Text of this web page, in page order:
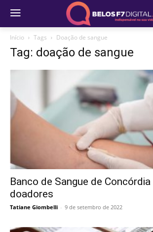
Início Tags Doação de sangue
Tag: doação de sangue
Banco de Sangue de
doadores
Tatiane Giombelli - 9 de setembro de 2022